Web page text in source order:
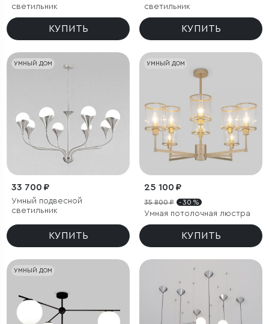
светильник
КУПИТЬ
светильник
КУПИТЬ
УМНЫЙ ДОМ
33 700 ₽
Умный подвесной
светильник
КУПИТЬ
УМНЫЙ ДОМ
25 100 ₽
35 800 ₽ - 30 %
Умная потолочная люстра
КУПИТЬ
УМНЫЙ ДОМ